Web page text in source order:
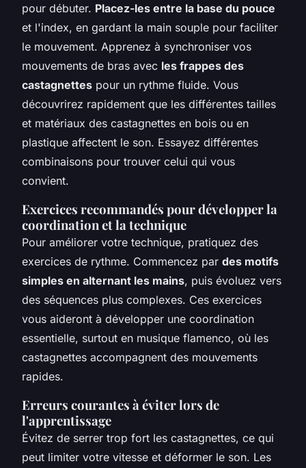
pour débuter. Placez-les entre la base du pouce
et l'index, en gardant la main souple pour faciliter
le mouvement. Apprenez à synchroniser vos
mouvements de bras avec les frappes des
castagnettes pour un rythme fluide. Vous
découvrirez rapidement que les différentes tailles
et matériaux des castagnettes en bois ou en
plastique affectent le son. Essayez différentes
combinaisons pour trouver celui qui vous
convient.
Exercices recommandés pour développer la
coordination et la technique
Pour améliorer votre technique, pratiquez des
exercices de rythme. Commencez par des motifs
simples en alternant les mains, puis évoluez vers
des séquences plus complexes. Ces exercices
vous aideront à développer une coordination
essentielle, surtout en musique flamenco, où les
castagnettes accompagnent des mouvements
rapides.
Erreurs courantes à éviter lors de
l'apprentissage
Évitez de serrer trop fort les castagnettes, ce qui
peut limiter votre vitesse et déformer le son. Les